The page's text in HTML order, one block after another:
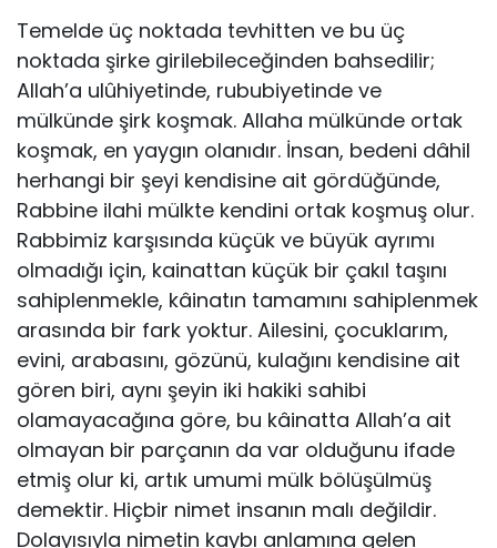
Temelde üç noktada tevhitten ve bu üç
noktada şirke girilebileceğinden bahsedilir;
Allah’a ulûhiyetinde, rububiyetinde ve
mülkünde şirk koşmak. Allaha mülkünde ortak
koşmak, en yaygın olanıdır. İnsan, bedeni dâhil
herhangi bir şeyi kendisine ait gördüğünde,
Rabbine ilahi mülkte kendini ortak koşmuş olur.
Rabbimiz karşısında küçük ve büyük ayrımı
olmadığı için, kainattan küçük bir çakıl taşını
sahiplenmekle, kâinatın tamamını sahiplenmek
arasında bir fark yoktur. Ailesini, çocuklarım,
evini, arabasını, gözünü, kulağını kendisine ait
gören biri, aynı şeyin iki hakiki sahibi
olamayacağına göre, bu kâinatta Allah’a ait
olmayan bir parçanın da var olduğunu ifade
etmiş olur ki, artık umumi mülk bölüşülmüş
demektir. Hiçbir nimet insanın malı değildir.
Dolayısıyla nimetin kaybı anlamına gelen